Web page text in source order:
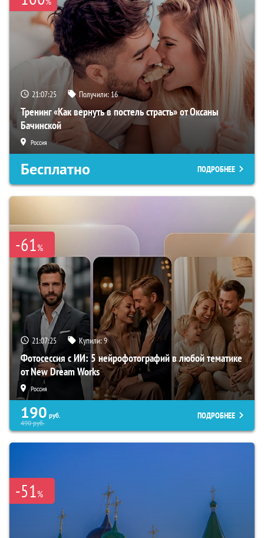
21:07:24 Получили:16
Тренинг «Как вернуть в постель страсть» от Оксаны
Бачинской
Россия
Бесплатно ПОДРОБНЕЕ
-61%
21:07:24 Купили:9
Фотосессия с ИИ: 5 нейрофотографий в любой тематике
от New Dream Works
Россия
190 руб.
490руб.
ПОДРОБНЕЕ
-51%